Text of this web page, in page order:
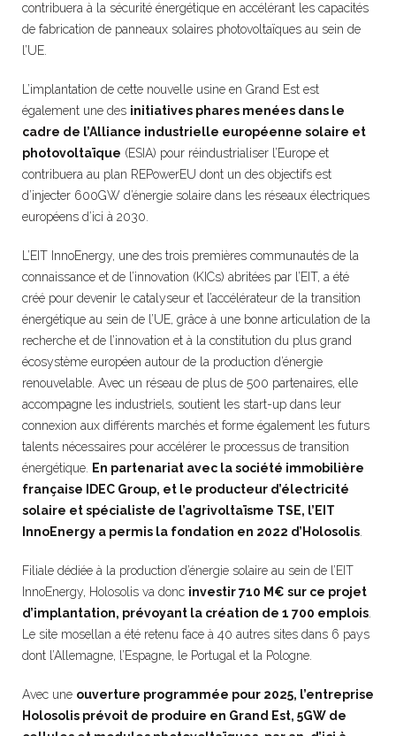
contribuera à la sécurité énergétique en accélérant les capacités
de fabrication de panneaux solaires photovoltaïques au sein de
l’UE.
L’implantation de cette nouvelle usine en Grand Est est
également une des initiatives phares menées dans le
cadre de l’Alliance industrielle européenne solaire et
photovoltaïque (ESIA) pour réindustrialiser l’Europe et
contribuera au plan REPowerEU dont un des objectifs est
d’injecter 600GW d’énergie solaire dans les réseaux électriques
européens d’ici à 2030.
L’EIT InnoEnergy, une des trois premières communautés de la
connaissance et de l’innovation (KICs) abritées par l’EIT, a été
créé pour devenir le catalyseur et l’accélérateur de la transition
énergétique au sein de l’UE, grâce à une bonne articulation de la
recherche et de l’innovation et à la constitution du plus grand
écosystème européen autour de la production d’énergie
renouvelable. Avec un réseau de plus de 500 partenaires, elle
accompagne les industriels, soutient les start-up dans leur
connexion aux différents marchés et forme également les futurs
talents nécessaires pour accélérer le processus de transition
énergétique.
En partenariat avec la société immobilière
française IDEC Group, et le producteur d’électricité
solaire et spécialiste de l’agrivoltaïsme TSE, l’EIT
InnoEnergy a permis la fondation en 2022 d’Holosolis
Filiale dédiée à la production d’énergie solaire au sein de l’EIT
InnoEnergy, Holosolis va donc investir 710 M€ sur ce projet
d’implantation, prévoyant la création de 1 700 emplois
Le site mosellan a été retenu face à 40 autres sites dans 6 pays
dont l’Allemagne, l’Espagne, le Portugal et la Pologne.
Avec une ouverture programmée pour 2025, l’entreprise
Holosolis prévoit de produire en Grand Est, 5GW de